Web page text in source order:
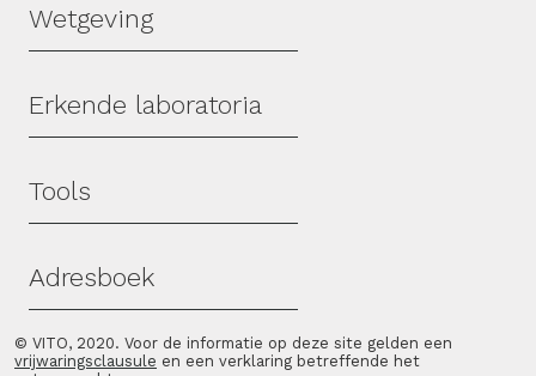
Wetgeving
Erkende laboratoria
Tools
Adresboek
© VITO, 2020. Voor de informatie op deze site gelden een
vrijwaringsclausule en een verklaring betreffende het